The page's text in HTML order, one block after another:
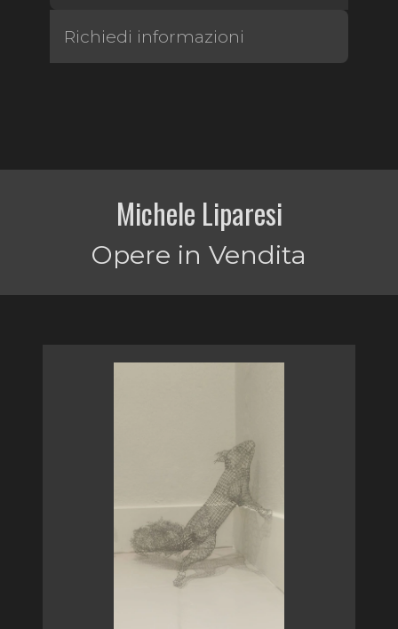
Richiedi informazioni
Michele Liparesi
Opere in Vendita